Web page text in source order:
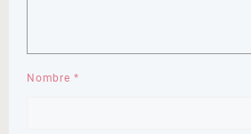
Nombre *